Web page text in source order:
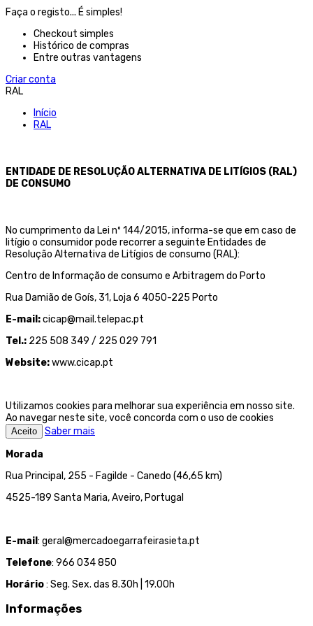
Faça o registo... É simples!
Checkout simples
Histórico de compras
Entre outras vantagens
Criar conta
RAL
Início
RAL
ENTIDADE DE RESOLUÇÃO ALTERNATIVA DE LITÍGIOS (RAL)
DE CONSUMO
No cumprimento da Lei nº 144/2015, informa-se que em caso de
litígio o consumidor pode recorrer a seguinte Entidades de
Resolução Alternativa de Litígios de consumo (RAL):
Centro de Informação de consumo e Arbitragem do Porto
Rua Damião de Goís, 31, Loja 6 4050-225 Porto
E-mail:cicap@mail.telepac.pt
Tel.: 225 508 349 / 225 029 791
Website:www.cicap.pt
Utilizamos cookies para melhorar sua experiência em nosso site.
Ao navegar neste site, você concorda com o uso de cookies
Aceito
Saber mais
Morada
Rua Principal, 255 - Fagilde - Canedo (46,65 km)
4525-189 Santa Maria, Aveiro, Portugal
E-mail: geral@mercadoegarrafeirasieta.pt
Telefone: 966 034 850
Horário: Seg. Sex. das 8.30h | 19.00h
Informações